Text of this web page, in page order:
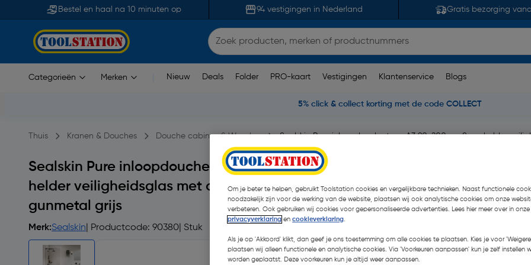
Bestel en haal na 10 minuten op 94 vestigingen in Nederland Gratis bezorging
Categorieën Merken Nieuw Deals Folder PRO-kaart Vestigingen Klantenservice Blogs
5% click & collect korting met de code COLLECT
Thuis Kranen & Douches Douche cabines & Wanden Sealskin Pure inloopdouche type A3 90x200cm, 8mm helder
Sealskin Pure inloopdouche type A3 90x200cm, 8mm
helder veiligheidsglas met antikalklaag Geborsteld
gunmetal grijs
Merk:Sealskin | Productcode: 90380 | Stuk
€ 335,00| Excl. btw
Om je beter te helpen, gebruikt Toolstation cookies en vergelijkbare technieken. Naast functionele
noodzakelijk zijn voor de werking van de website, plaatsen wij ook analytische cookies om onze
verbeteren. Ook gebruiken wij cookies voor gepersonaliseerde advertenties. Lees hier meer over in onze
privacyverklaring en cookieverklaring.
Als je op 'Akkoord' klikt, dan geef je ons toestemming om alle cookies te plaatsen. Kies je voor
plaatsen wij alleen functionele en analytische cookies. Via 'Voorkeuren aanpassen' kun je zelf instellen
worden geplaatst. Deze voorkeuren kun je altijd weer aanpassen.